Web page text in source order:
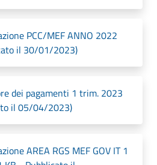
PCC/MEF ANNO 2022
il 30/01/2023)
dei pagamenti 1 trim. 2023
il 05/04/2023)
AREA RGS MEF GOV IT 1